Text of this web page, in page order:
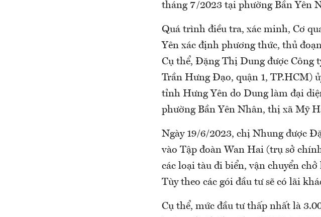
tháng 7/2023 tại phường Bần Yên
Quá trình điều tra, xác minh, Cơ
Yên xác định phương thức, thủ
Cụ thể, Đặng Thị Dung được
Trần Hưng Đạo, quận 1, TP.HCM)
tỉnh Hưng Yên do Dung làm đại
phường Bần Yên Nhân, thị xã Mỹ
Ngày 19/6/2023, chị Nhung được
vào Tập đoàn Wan Hai (trụ sở
các loại tàu đi biển, vận chuyển
Tùy theo các gói đầu tư sẽ có lãi
Cụ thể, mức đầu tư thấp nhất là